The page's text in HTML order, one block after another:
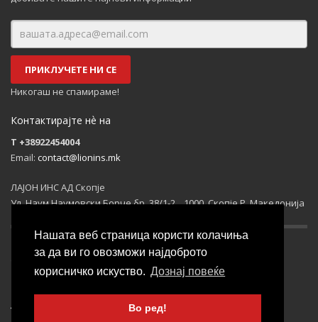
Нашата веб страница користи колачиња
за да ви го овозможи најдоброто
корисничко искуство. Дознај повеќе
Во ред!
ПРИКЛУЧЕТЕ НИ СЕ
Никогаш не спамираме!
Контактирајте нѐ на
T +38922454004
Email: contact@lionins.mk
ЛАЈОН ИНС АД Скопје
Ул. Наум Наумовски Борче бр. 38/1-2, , 1000, Скопје Р. Македонија
Социјални мрежи
Developed by